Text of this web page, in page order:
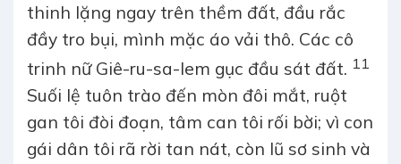
thinh lặng ngay trên thềm đất, đầu rắc
đầy tro bụi, mình mặc áo vải thô. Các cô
trinh nữ Giê-ru-sa-lem gục đầu sát đất. 11
Suối lệ tuôn trào đến mòn đôi mắt, ruột
gan tôi đòi đoạn, tâm can tôi rối bời; vì con
gái dân tôi rã rời tan nát, còn lũ sơ sinh và